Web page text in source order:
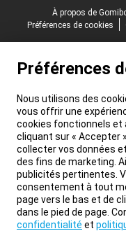
À propos de
Préférences de cookies
Préférences
Nous utilisons des
vous offrir une
cookies fonctionnels et
cliquant sur « Accepter
collecter vos données
des fins de marketing.
publicités pertinentes.
consentement à tout
page vers le bas et de
dans le pied de page.
confidentialité et